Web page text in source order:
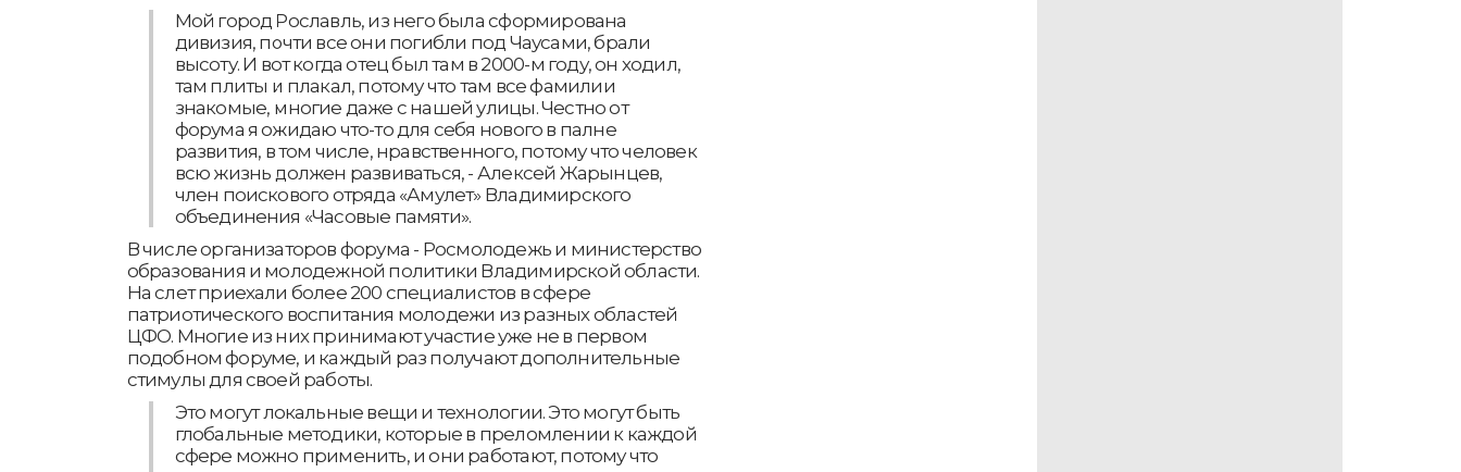
Мой город Рославль, из него была сформирована
дивизия, почти все они погибли под Чаусами, брали
высоту. И вот когда отец был там в 2000-м году, он ходил,
там плиты и плакал, потому что там все фамилии
знакомые, многие даже с нашей улицы. Честно от
форума я ожидаю что-то для себя нового в палне
развития, в том числе, нравственного, потому что человек
всю жизнь должен развиваться, - Алексей Жарынцев,
член поискового отряда «Амулет» Владимирского
объединения «Часовые памяти».
В числе организаторов форума - Росмолодежь и министерство
образования и молодежной политики Владимирской области.
На слет приехали более 200 специалистов в сфере
патриотического воспитания молодежи из разных областей
ЦФО. Многие из них принимают участие уже не в первом
подобном форуме, и каждый раз получают дополнительные
стимулы для своей работы.
Это могут локальные вещи и технологии. Это могут быть
глобальные методики, которые в преломлении к каждой
сфере можно применить, и они работают, потому что